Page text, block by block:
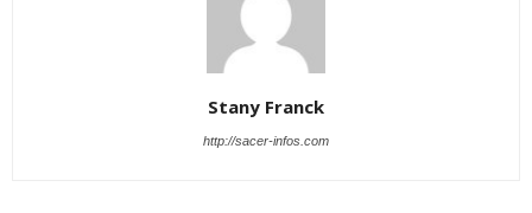
Stany Franck
http://sacer-infos.com